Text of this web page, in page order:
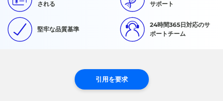
される
サポート
堅牢な品質基準
24時間365日対応のサ
ポートチーム
引用を要求